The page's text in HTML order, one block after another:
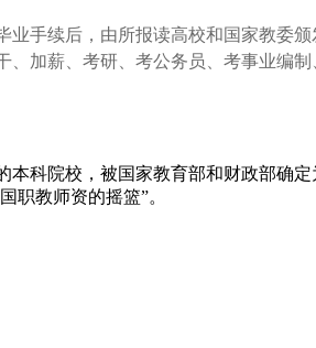
手续后，由所报读高校和国家教委
加薪、考研、考公务员、考事业编制
科院校，被国家教育部和财政部确
职教师资的摇篮”。